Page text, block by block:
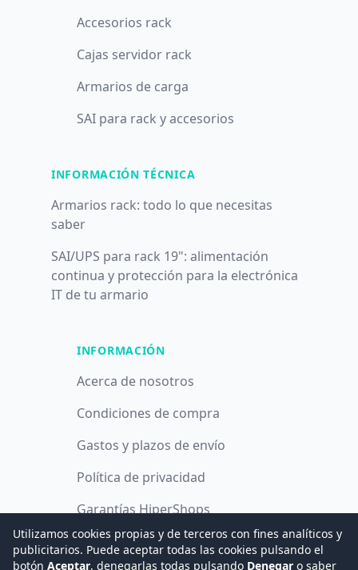
Accesorios rack
Cajas servidor rack
Armarios de carga
SAI para rack y accesorios
INFORMACIÓN TÉCNICA
Armarios rack: todo lo que necesitas
saber
SAI/UPS para rack 19": alimentación
continua y protección para la electrónica
IT de tu armario
INFORMACIÓN
Acerca de nosotros
Condiciones de compra
Gastos y plazos de envío
Política de privacidad
Garantías HiperShops
Política de cookies
Utilizamos cookies propias y de terceros con fines analíticos y
publicitarios. Puede aceptar todas las cookies pulsando el
botón Aceptar, denegarlas todas pulsando Denegar o saber